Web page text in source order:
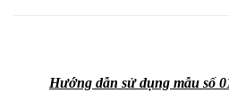
Hướng dẫn sử dụng mẫu số